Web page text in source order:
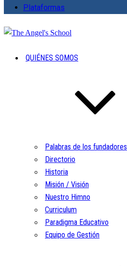
Plataformas
QUIÉNES SOMOS
Palabras de los fundadores
Directorio
Historia
Misión / Visión
Nuestro Himno
Curriculum
Paradigma Educativo
Equipo de Gestión